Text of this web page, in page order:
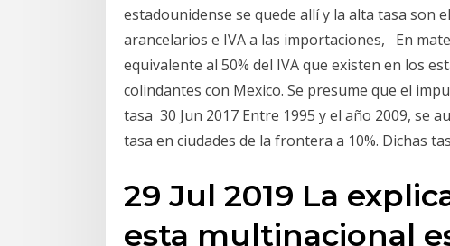
estadounidense se quede allí y la alta tasa son
arancelarios e IVA a las importaciones, En
equivalente al 50% del IVA que existen en los
colindantes con Mexico. Se presume que el
tasa 30 Jun 2017 Entre 1995 y el año 2009, se
tasa en ciudades de la frontera a 10%. Dichas
29 Jul 2019 La
esta multinacional